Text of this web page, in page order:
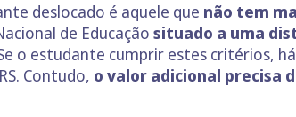
deslocado é aquele que não tem
de Educação situado a uma
o estudante cumprir estes critérios,
Contudo, o valor adicional precisa